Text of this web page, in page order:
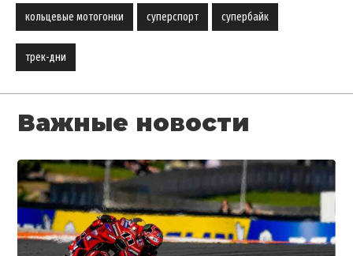
кольцевые мотогонки суперспорт супербайк
трек-дни
Важные новости